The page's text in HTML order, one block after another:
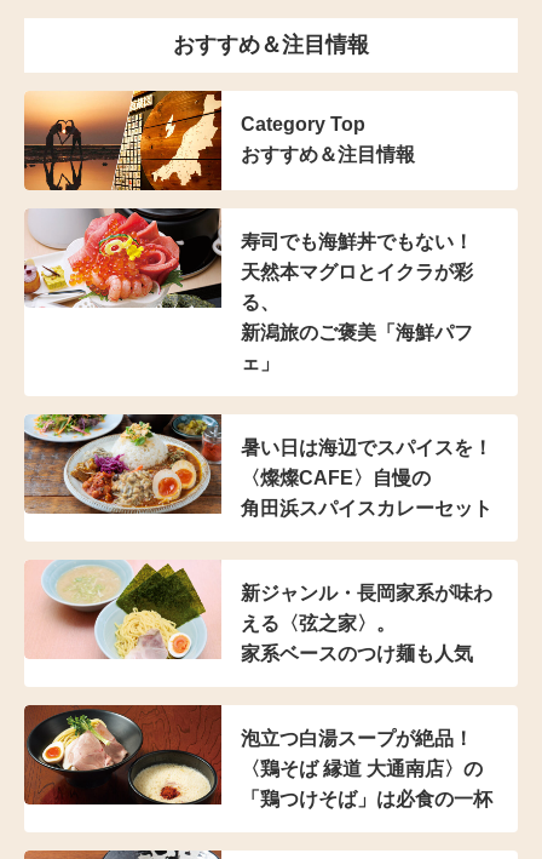
おすすめ＆注目情報
Category Top
おすすめ＆注目情報
寿司でも海鮮丼でもない！
天然本マグロとイクラが彩
る、
新潟旅のご褒美「海鮮パフ
ェ」
暑い日は海辺でスパイスを！
〈燦燦CAFE〉自慢の
角田浜スパイスカレーセット
新ジャンル・長岡家系が味わ
える〈弦之家〉。
家系ベースのつけ麺も人気
泡立つ白湯スープが絶品！
〈鶏そば 縁道 大通南店〉の
「鶏つけそば」は必食の一杯